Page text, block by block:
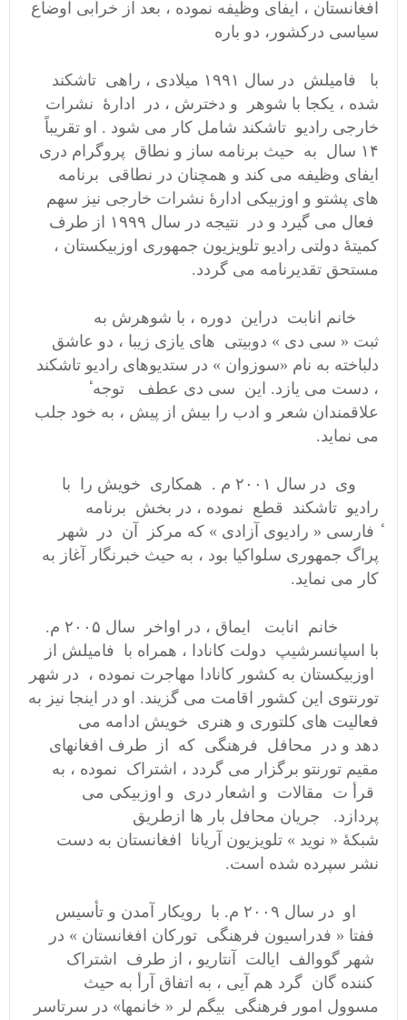
افغانستان ، ایفای وظیفه نموده ، بعد از خرابی اوضاع
سیاسی درکشور، دو باره
با فامیلش در سال ۱۹۹۱ میلادی ، راهی تاشکند
شده ، یکجا با شوهر و دخترش ، در ادارهٔ نشرات
خارجی رادیو تاشکند شامل کار می شود . او تقریباً
۱۴ سال به حیث برنامه ساز و نطاق پروگرام دری
ایفای وظیفه می کند و همچنان در نطاقی برنامه
های پشتو و اوزبیکی ادارهٔ نشرات خارجی نیز سهم
فعال می گیرد و در نتیجه در سال ۱۹۹۹ از طرف
کمیتهٔ دولتی رادیو تلویزیون جمهوری اوزبیکستان ،
مستحق تقدیرنامه می گردد.
خانم انابت دراین دوره ، با شوهرش به
ثبت « سی دی » دوبیتی های یازی زیبا ، دو عاشق
دلباخته به نام «سوزوان » در ستدیوهای رادیو تاشکند
، دست می یازد. این سی دی عطف توجه ٔ
علاقمندان شعر و ادب را بیش از پیش ، به خود جلب
می نماید.
وی در سال ۲۰۰۱ م . همکاری خویش را با
رادیو تاشکند قطع نموده ، در بخش برنامه
ٔ فارسی « رادیوی آزادی » که مرکز آن در شهر
پراگ جمهوری سلواکیا بود ، به حیث خبرنگار آغاز به
کار می نماید.
خانم انابت ایماق ، در اواخر سال ۲۰۰۵ م.
با اسپانسرشیپ دولت کانادا ، همراه با فامیلش از
اوزبیکستان به کشور کانادا مهاجرت نموده ، در شهر
تورنتوی این کشور اقامت می گزیند. او در اینجا نیز به
فعالیت های کلتوری و هنری خویش ادامه می
دهد و در محافل فرهنگی که از طرف افغانهای
مقیم تورنتو برگزار می گردد ، اشتراک نموده ، به
قرأ ت مقالات و اشعار دری و اوزبیکی می
پردازد. جریان محافل بار ها ازطریق
شبکهٔ « نوید » تلویزیون آریانا افغانستان به دست
نشر سپرده شده است.
او در سال ۲۰۰۹ م. با رویکار آمدن و تأسیس
ففتا « فدراسیون فرهنگی تورکان افغانستان » در
شهر گووالف ایالت آنتاریو ، از طرف اشتراک
کننده گان گرد هم آیی ، به اتفاق آرأ به حیث
مسوول امور فرهنگی بیگم لر « خانمها» در سرتاسر